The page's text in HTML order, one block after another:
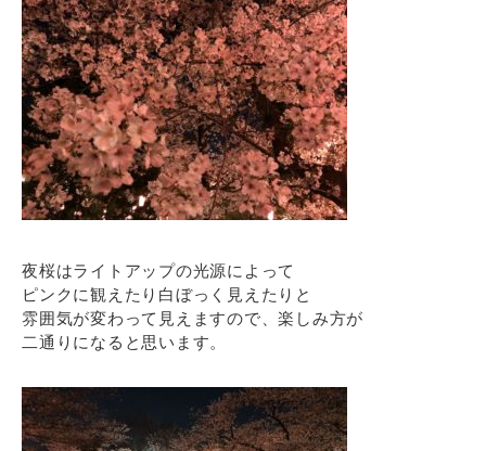
夜桜はライトアップの光源によって
ピンクに観えたり白ぼっく見えたりと
雰囲気が変わって見えますので、楽しみ方が
二通りになると思います。